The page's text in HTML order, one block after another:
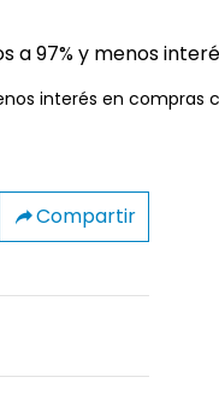
interés en compras
Compartir